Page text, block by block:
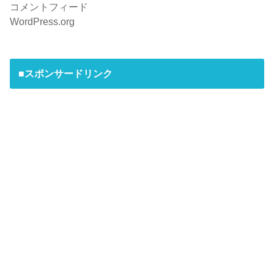
コメントフィード
WordPress.org
■スポンサードリンク